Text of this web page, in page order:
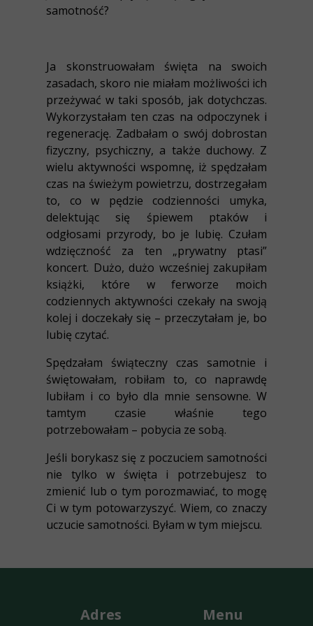
samotność?
Ja skonstruowałam święta na swoich
zasadach, skoro nie miałam możliwości ich
przeżywać w taki sposób, jak dotychczas.
Wykorzystałam ten czas na odpoczynek i
regenerację. Zadbałam o swój dobrostan
fizyczny, psychiczny, a także duchowy. Z
wielu aktywności wspomnę, iż spędzałam
czas na świeżym powietrzu, dostrzegałam
to, co w pędzie codzienności umyka,
delektując się śpiewem ptaków i
odgłosami przyrody, bo je lubię. Czułam
wdzięczność za ten „prywatny ptasi”
koncert. Dużo, dużo wcześniej zakupiłam
książki, które w ferworze moich
codziennych aktywności czekały na swoją
kolej i doczekały się – przeczytałam je, bo
lubię czytać.
Spędzałam świąteczny czas samotnie i
świętowałam, robiłam to, co naprawdę
lubiłam i co było dla mnie sensowne. W
tamtym czasie właśnie tego
potrzebowałam – pobycia ze sobą.
Jeśli borykasz się z poczuciem samotności
nie tylko w święta i potrzebujesz to
zmienić lub o tym porozmawiać, to mogę
Ci w tym potowarzyszyć. Wiem, co znaczy
uczucie samotności. Byłam w tym miejscu.
Menu
Adres